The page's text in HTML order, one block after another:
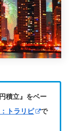
積立』をベー
トラリピ
で